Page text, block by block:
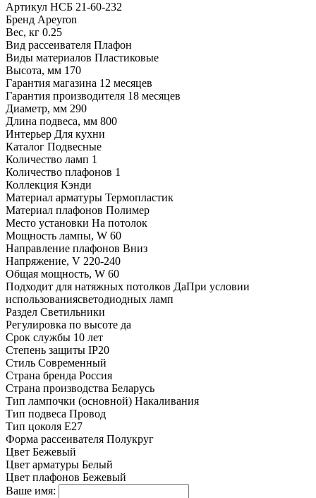
Артикул НСБ 21-60-232
Бренд Apeyron
Вес, кг 0.25
Вид рассеивателя Плафон
Виды материалов Пластиковые
Высота, мм 170
Гарантия магазина 12 месяцев
Гарантия производителя 18 месяцев
Диаметр, мм 290
Длина подвеса, мм 800
Интерьер Для кухни
Каталог Подвесные
Количество ламп 1
Количество плафонов 1
Коллекция Кэнди
Материал арматуры Термопластик
Материал плафонов Полимер
Место установки На потолок
Мощность лампы, W 60
Направление плафонов Вниз
Напряжение, V 220-240
Общая мощность, W 60
Подходит для натяжных потолков ДаПри условии
использованиясветодиодных ламп
Раздел Светильники
Регулировка по высоте да
Срок службы 10 лет
Степень защиты IP20
Стиль Современный
Страна бренда Россия
Страна производства Беларусь
Тип лампочки (основной) Накаливания
Тип подвеса Провод
Тип цоколя E27
Форма рассеивателя Полукруг
Цвет Бежевый
Цвет арматуры Белый
Цвет плафонов Бежевый
Ваше имя: